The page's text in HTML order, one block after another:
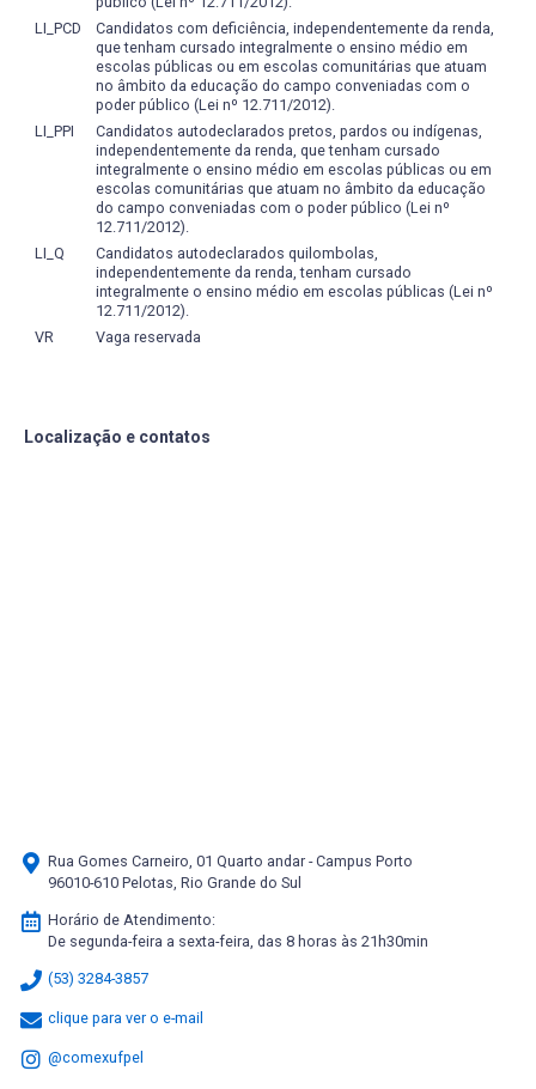
sua permanência no curso de graduação, de modo a
avaliar a dimensão formativa também sob a perspectiva
do ambiente institucional e do apoio pedagógico.
A aplicação do instrumento de pesquisa será realizada
com o apoio do NDE, garantindo que os indicadores
estejam alinhados às diretrizes institucionais e às
políticas de avaliação da Universidade. Os resultados
obtidos serão sistematicamente socializados com a
comunidade acadêmica, assegurando transparência e
promovendo a cultura de autoavaliação e melhoria
contínua.
LI_PCD
Candidatos com deficiência, independentemente da renda,
que tenham cursado integralmente o ensino médio em
escolas públicas ou em escolas comunitárias que atuam
no âmbito da educação do campo conveniadas com o
poder público (Lei nº 12.711/2012).
LI_PPI
Candidatos autodeclarados pretos, pardos ou indígenas,
independentemente da renda, que tenham cursado
integralmente o ensino médio em escolas públicas ou em
escolas comunitárias que atuam no âmbito da educação
do campo conveniadas com o poder público (Lei nº
12.711/2012).
LI_Q
Candidatos autodeclarados quilombolas,
independentemente da renda, tenham cursado
integralmente o ensino médio em escolas públicas (Lei nº
12.711/2012).
VR
Vaga reservada
Localização e contatos
Rua Gomes Carneiro, 01 Quarto andar - Campus Porto
96010-610 Pelotas, Rio Grande do Sul
Horário de Atendimento:
De segunda-feira a sexta-feira, das 8 horas às 21h30min
(53) 3284-3857
clique para ver o e-mail
@comexufpel